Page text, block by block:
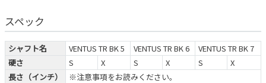
スペック
シャフト名 VENTUS TR BK 5 VENTUS TR BK 6
VENTUS TR BK 7
硬さ
S X S X S
X
長さ（インチ）
※注意事項をお読みください。